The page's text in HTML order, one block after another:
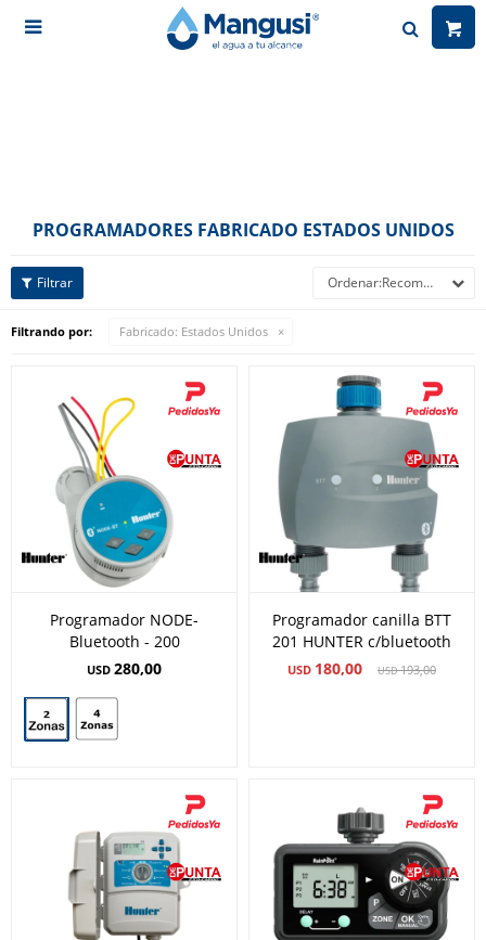

PROGRAMADORES FABRICADO ESTADOS UNIDOS
Recomendados
Filtrando por: Fabricado: Estados Unidos
Programador NODE-
Bluetooth - 200
USD 280,00
Programador canilla BTT
201 HUNTER c/bluetooth
USD 180,00 USD193,00